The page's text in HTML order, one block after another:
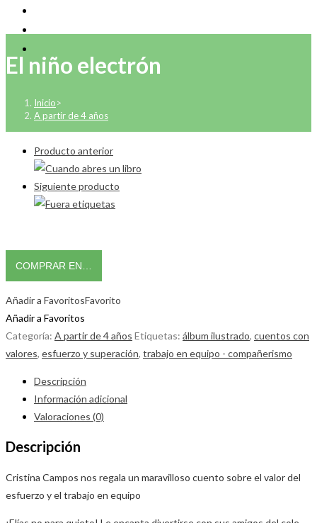
El niño electrón
Inicio>
A partir de 4 años
Producto anterior
Siguiente producto
COMPRAR EN…
Añadir a FavoritosFavorito
Añadir a Favoritos
Categoría: A partir de 4 años Etiquetas: álbum ilustrado, cuentos con
valores, esfuerzo y superación, trabajo en equipo - compañerismo
Descripción
Información adicional
Valoraciones (0)
Descripción
Cristina Campos nos regala un maravilloso cuento sobre el valor del
esfuerzo y el trabajo en equipo